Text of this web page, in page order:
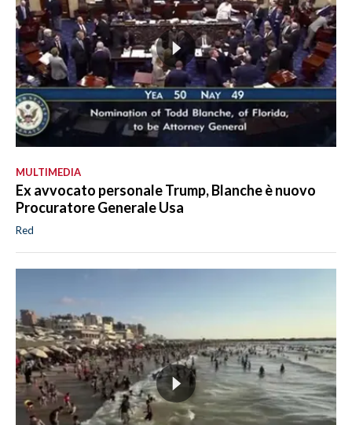
MULTIMEDIA
Ex avvocato personale Trump, Blanche è nuovo
Procuratore Generale Usa
Red